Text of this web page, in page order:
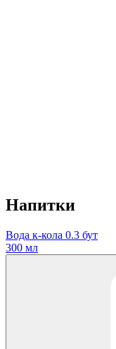
Напитки
Вода к-кола 0.3 бут
300 мл